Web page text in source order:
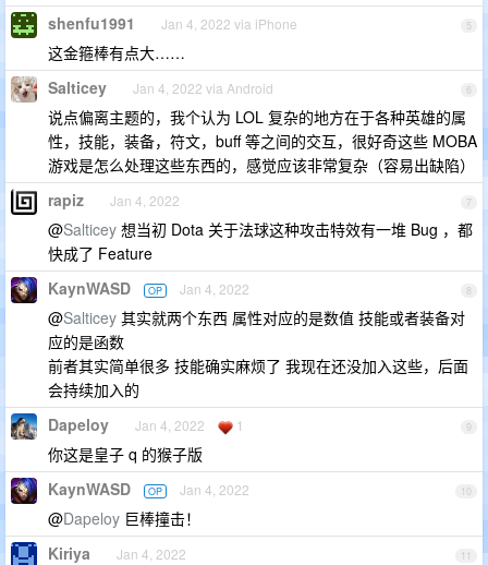
5
shenfu1991 Jan 4, 2022 via iPhone
这金箍棒有点大……
6
Salticey Jan 4, 2022 via Android
说点偏离主题的，我个认为 LOL 复杂的地方在于各种英雄的属
性，技能，装备，符文，buff 等之间的交互，很好奇这些 MOBA
游戏是怎么处理这些东西的，感觉应该非常复杂（容易出缺陷）
7
rapiz Jan 4, 2022
@Salticey 想当初 Dota 关于法球这种攻击特效有一堆 Bug ，都
快成了 Feature
8
KaynWASD OP Jan 4, 2022
@Salticey 其实就两个东西 属性对应的是数值 技能或者装备对
应的是函数
前者其实简单很多 技能确实麻烦了 我现在还没加入这些，后面
会持续加入的
9
Dapeloy Jan 4, 2022 1
你这是皇子 q 的猴子版
10
KaynWASD OP Jan 4, 2022
@Dapeloy 巨棒撞击！
11
Kiriya Jan 4, 2022